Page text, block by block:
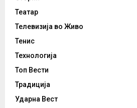
Театар
Телевизија во Живо
Тенис
Технологија
Топ Вести
Традиција
Ударна Вест